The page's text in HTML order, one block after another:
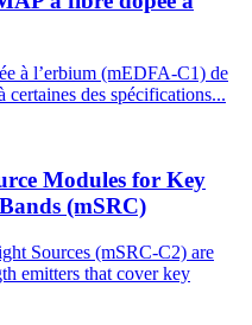
à l’erbium (mEDFA-C1) de
des spécifications...
Modules for Key
(mSRC)
Sources (mSRC-C2) are
emitters that cover key